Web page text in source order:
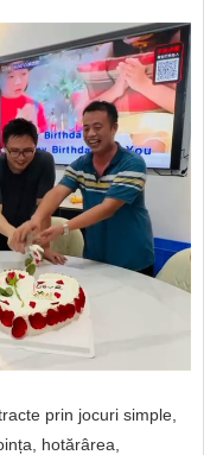
prin jocuri simple,
hotărârea,